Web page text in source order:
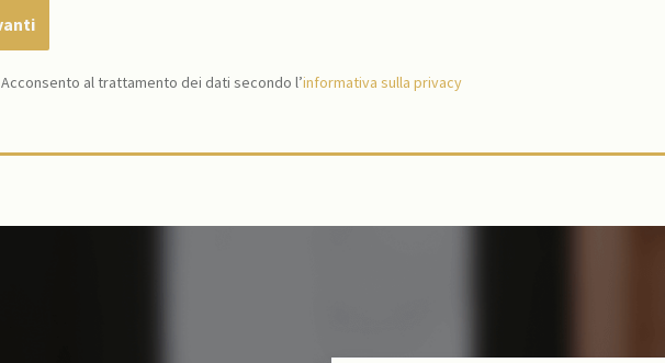
Acconsento al trattamento dei dati secondo l’informativa sulla privacy